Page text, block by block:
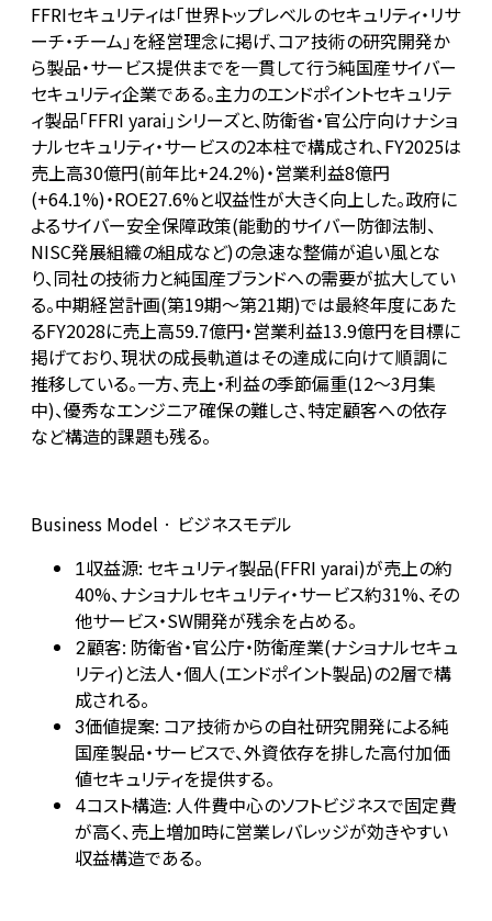
FFRIセキュリティは「世界トップレベルのセキュリティ・リサ
ーチ・チーム」を経営理念に掲げ、コア技術の研究開発か
ら製品・サービス提供までを一貫して行う純国産サイバー
セキュリティ企業である。主力のエンドポイントセキュリテ
ィ製品「FFRI yarai」シリーズと、防衛省・官公庁向けナショ
ナルセキュリティ・サービスの2本柱で構成され、FY2025は
売上高30億円(前年比+24.2%)・営業利益8億円
(+64.1%)・ROE27.6%と収益性が大きく向上した。政府に
よるサイバー安全保障政策(能動的サイバー防御法制、
NISC発展組織の組成など)の急速な整備が追い風とな
り、同社の技術力と純国産ブランドへの需要が拡大してい
る。中期経営計画(第19期〜第21期)では最終年度にあた
るFY2028に売上高59.7億円・営業利益13.9億円を目標に
掲げており、現状の成長軌道はその達成に向けて順調に
推移している。一方、売上・利益の季節偏重(12〜3月集
中)、優秀なエンジニア確保の難しさ、特定顧客への依存
など構造的課題も残る。
Business Model · ビジネスモデル
1収益源: セキュリティ製品(FFRI yarai)が売上の約
40%、ナショナルセキュリティ・サービス約31%、その
他サービス・SW開発が残余を占める。
2顧客: 防衛省・官公庁・防衛産業(ナショナルセキュ
リティ)と法人・個人(エンドポイント製品)の2層で構
成される。
3価値提案: コア技術からの自社研究開発による純
国産製品・サービスで、外資依存を排した高付加価
値セキュリティを提供する。
4コスト構造: 人件費中心のソフトビジネスで固定費
が高く、売上増加時に営業レバレッジが効きやすい
収益構造である。